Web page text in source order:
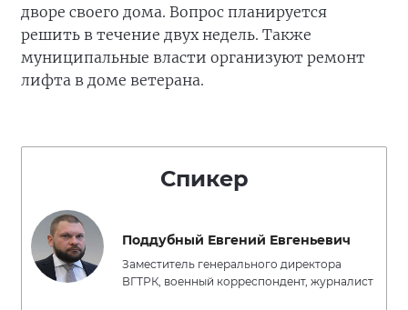
дворе своего дома. Вопрос планируется
решить в течение двух недель. Также
муниципальные власти организуют ремонт
лифта в доме ветерана.
Спикер
Поддубный Евгений Евгеньевич
Заместитель генерального директора
ВГТРК, военный корреспондент, журналист